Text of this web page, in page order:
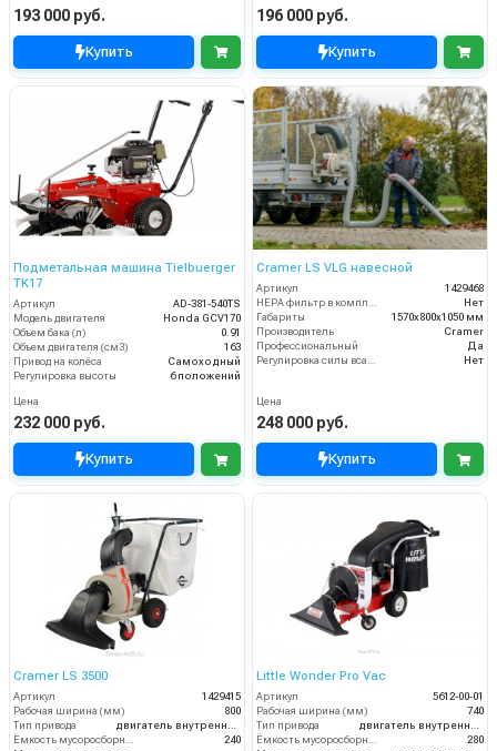
193 000 руб.
Купить
196 000 руб.
Купить
Подметальная машина Tielbuerger
TK17
Артикул
AD-381-540TS
Модель двигателя
Honda GCV170
Объем бака (л)
0.91
Объем двигателя (см3)
163
Привод на колёса
Самоходный
Регулировка высоты
6 положений
Цена
232 000 руб.
Купить
Cramer LS VLG навесной
Артикул
1429468
HEPA фильтр в комплекте
Нет
Габариты
1570х800х1050 мм
Производитель
Cramer
Профессиональный
Да
Регулировка силы всасывания
Нет
Цена
248 000 руб.
Купить
Cramer LS 3500
Артикул
1429415
Рабочая ширина (мм)
800
Тип привода
двигатель внутреннего сгорания
Ёмкость мусоросборника (л)
240
Little Wonder Pro Vac
Артикул
5612-00-01
Рабочая ширина (мм)
740
Тип привода
двигатель внутреннего сгорания
Ёмкость мусоросборника (л)
280